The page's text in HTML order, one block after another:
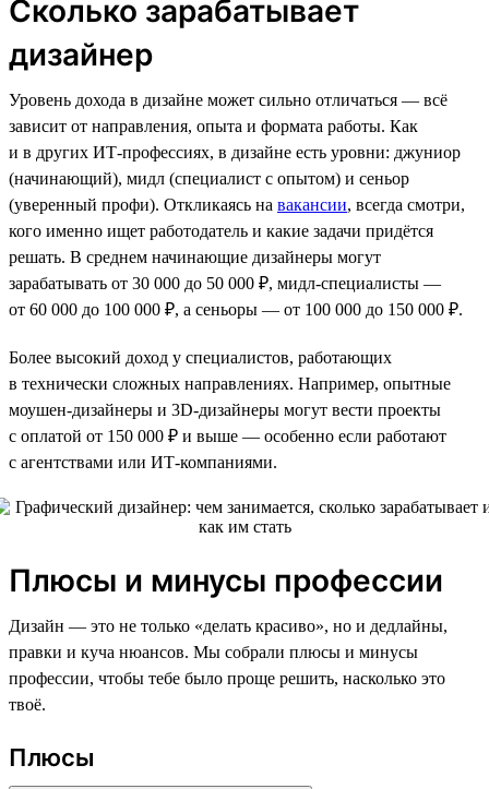
Сколько зарабатывает
дизайнер
Уровень дохода в дизайне может сильно отличаться — всё
зависит от направления, опыта и формата работы. Как
и в других ИТ-профессиях, в дизайне есть уровни: джуниор
(начинающий), мидл (специалист с опытом) и сеньор
(уверенный профи). Откликаясь на вакансии, всегда смотри,
кого именно ищет работодатель и какие задачи придётся
решать. В среднем начинающие дизайнеры могут
зарабатывать от 30 000 до 50 000 ₽, мидл-специалисты —
от 60 000 до 100 000 ₽, а сеньоры — от 100 000 до 150 000 ₽.
Более высокий доход у специалистов, работающих
в технически сложных направлениях. Например, опытные
моушен-дизайнеры и 3D-дизайнеры могут вести проекты
с оплатой от 150 000 ₽ и выше — особенно если работают
с агентствами или ИТ-компаниями.
Плюсы и минусы профессии
Дизайн — это не только «делать красиво», но и дедлайны,
правки и куча нюансов. Мы собрали плюсы и минусы
профессии, чтобы тебе было проще решить, насколько это
твоё.
Плюсы